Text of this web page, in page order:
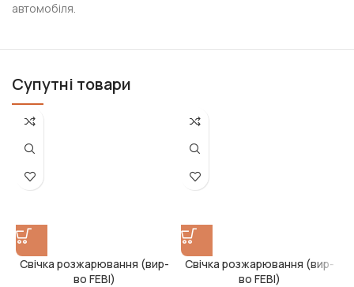
автомобіля.
Супутні товари
Свічка розжарювання (вир-
во FEBI)
Свічка розжарювання (вир-
во FEBI)